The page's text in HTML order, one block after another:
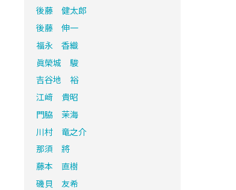
後藤 健太郎
後藤 伸一
福永 香織
眞榮城 駿
吉谷地 裕
江﨑 貴昭
門脇 茉海
川村 竜之介
那須 將
藤本 直樹
磯貝 友希